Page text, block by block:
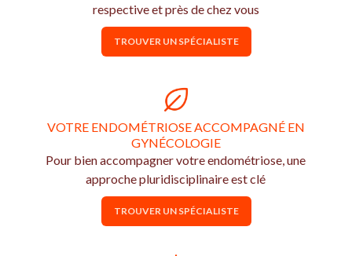
respective et près de chez vous
TROUVER UN SPÉCIALISTE
VOTRE ENDOMÉTRIOSE ACCOMPAGNÉ EN
GYNÉCOLOGIE
Pour bien accompagner votre endométriose, une
approche pluridisciplinaire est clé
TROUVER UN SPÉCIALISTE